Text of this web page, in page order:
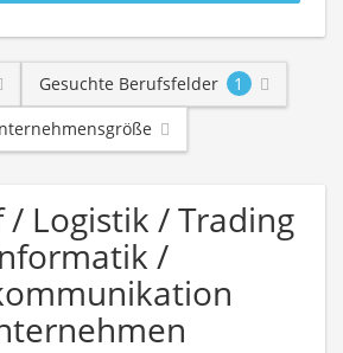
Gesuchte Berufsfelder
1
/ Logistik / Trading
/